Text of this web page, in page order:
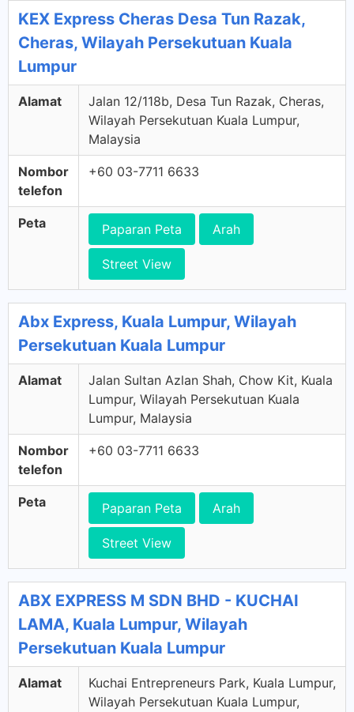
KEX Express Cheras Desa Tun Razak,
Cheras, Wilayah Persekutuan Kuala
Lumpur
Alamat
Jalan 12/118b, Desa Tun Razak, Cheras,
Wilayah Persekutuan Kuala Lumpur,
Malaysia
Nombor
telefon
+60 03-7711 6633
Peta Paparan Peta Arah
Street View
Abx Express, Kuala Lumpur, Wilayah
Persekutuan Kuala Lumpur
Alamat
Jalan Sultan Azlan Shah, Chow Kit, Kuala
Lumpur, Wilayah Persekutuan Kuala
Lumpur, Malaysia
Nombor
telefon
+60 03-7711 6633
Peta Paparan Peta Arah
Street View
ABX EXPRESS M SDN BHD - KUCHAI
LAMA, Kuala Lumpur, Wilayah
Persekutuan Kuala Lumpur
Alamat
Kuchai Entrepreneurs Park, Kuala Lumpur,
Wilayah Persekutuan Kuala Lumpur,